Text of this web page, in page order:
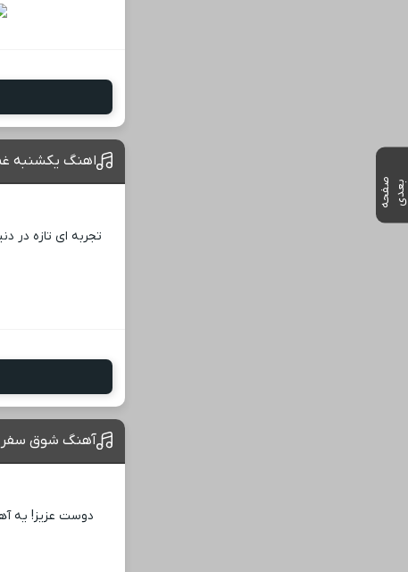
اهنگ یکشنبه
تجربه ‌ای تازه در
آهنگ شوق سفر
دوست عزیز! یه
ص
ف
ح
ه ب ع
د ی